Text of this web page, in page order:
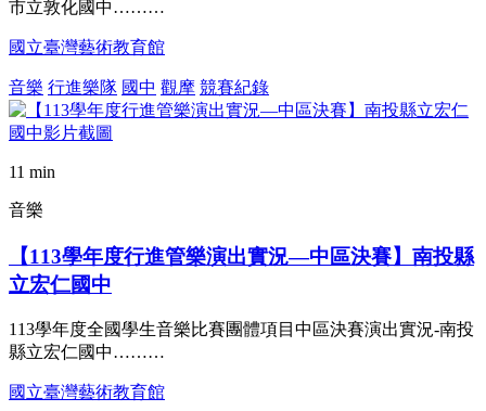
市立敦化國中………
國立臺灣藝術教育館
音樂 行進樂隊 國中 觀摩 競賽紀錄
11 min
音樂
【113學年度行進管樂演出實況—中區決賽】南投縣
立宏仁國中
113學年度全國學生音樂比賽團體項目中區決賽演出實況-南投
縣立宏仁國中………
國立臺灣藝術教育館